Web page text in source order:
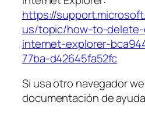
https://
us/topic/how-to-
internet-explorer-
77ba-d42645fa52fc
Si usa otro navegador
documentación de